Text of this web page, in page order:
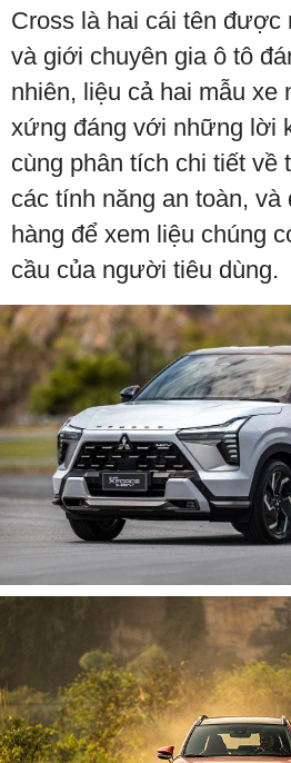
Cross là hai cái tên được
và giới chuyên gia ô tô
nhiên, liệu cả hai mẫu xe
xứng đáng với những lời
cùng phân tích chi tiết về
các tính năng an toàn, và
hàng để xem liệu chúng
cầu của người tiêu dùng.